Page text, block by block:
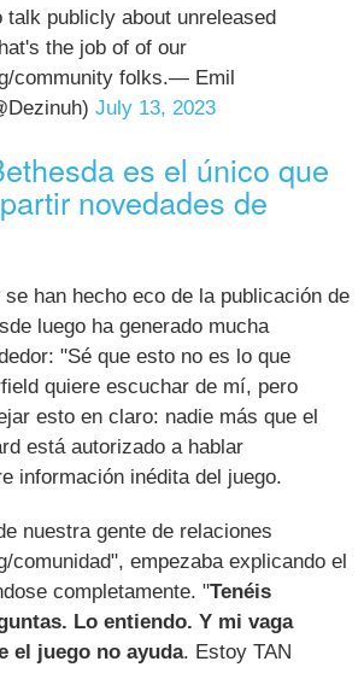
talk publicly about unreleased
the job of of our
community folks.— Emil
July 13, 2023
es el único que
novedades de
se han hecho eco de la publicación de
luego ha generado mucha
"Sé que esto no es lo que
quiere escuchar de mí, pero
esto en claro: nadie más que el
está autorizado a hablar
información inédita del juego.
nuestra gente de relaciones
comunidad", empezaba explicando el
completamente. "Tenéis
Lo entiendo. Y mi vaga
el juego no ayuda. Estoy TAN